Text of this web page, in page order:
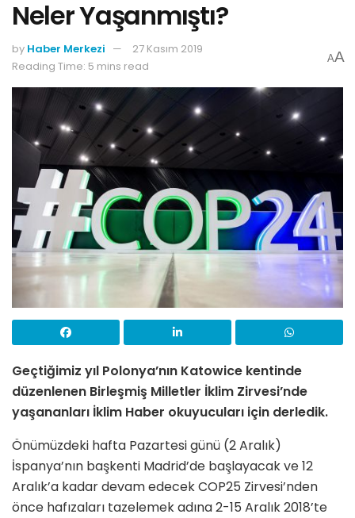
Neler Yaşanmıştı?
by Haber Merkezi
27 Kasım 2019
Reading Time: 5 mins read
AA
Geçtiğimiz yıl Polonya’nın Katowice kentinde
düzenlenen Birleşmiş Milletler İklim Zirvesi’nde
yaşananları İklim Haber okuyucuları için derledik.
Önümüzdeki hafta Pazartesi günü (2 Aralık)
İspanya’nın başkenti Madrid’de başlayacak ve 12
Aralık’a kadar devam edecek COP25 Zirvesi’nden
önce hafızaları tazelemek adına 2-15 Aralık 2018’te